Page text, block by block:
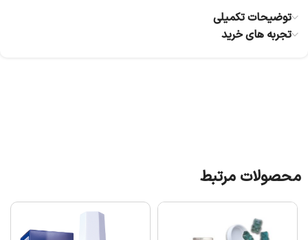
توضیحات تکمیلی
تجربه های خرید
محصولات مرتبط